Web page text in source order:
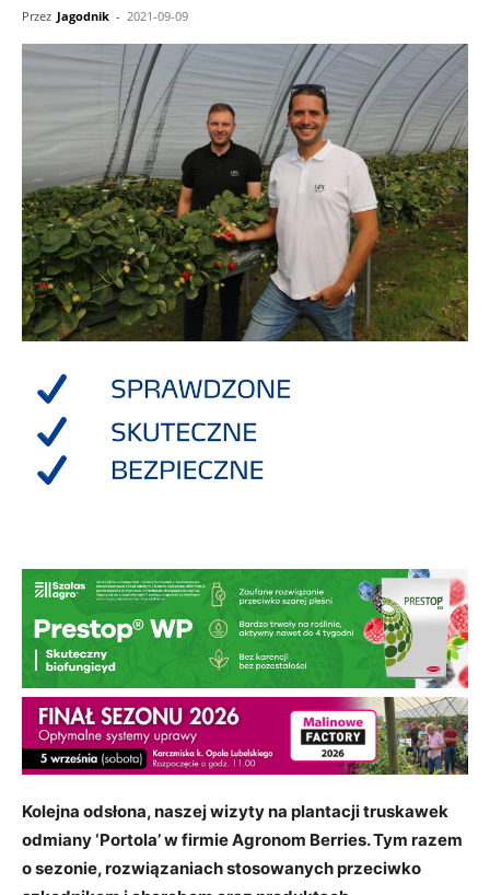
Przez Jagodnik - 2021-09-09
Kolejna odsłona, naszej wizyty na plantacji truskawek
odmiany ‘Portola’ w firmie Agronom Berries. Tym razem
o sezonie, rozwiązaniach stosowanych przeciwko